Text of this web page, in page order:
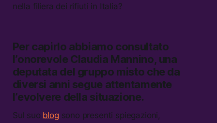
nella filiera dei rifiuti in Italia?
Per capirlo abbiamo consultato
l’onorevole Claudia Mannino, una
deputata del gruppo misto che da
diversi anni segue attentamente
l’evolvere della situazione.
Sul suo blog sono presenti spiegazioni,